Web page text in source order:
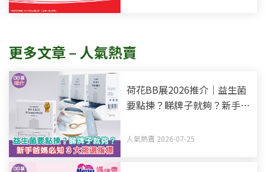
更多文章 – 人氣熱賣
荷花BB展2026推介｜益生菌
要點揀？睇牌子就夠？新手爸
人氣熱賣 2026-07-25